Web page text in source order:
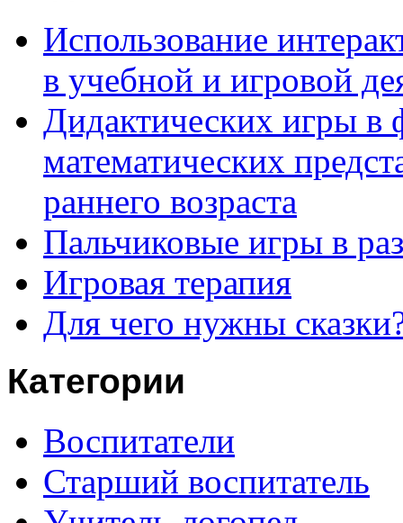
Использование
в учебной и игровой
Дидактических игры в
математических
раннего возраста
Пальчиковые игры в
Игровая терапия
Для чего нужны
Категории
Воспитатели
Старший воспитатель